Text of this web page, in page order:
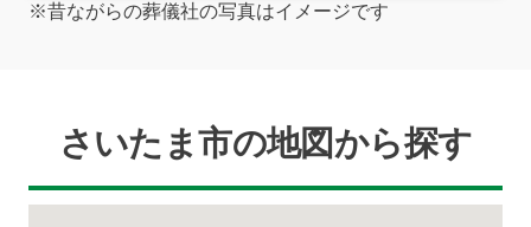
※昔ながらの葬儀社の写真はイメージです
さいたま市の地図から探す